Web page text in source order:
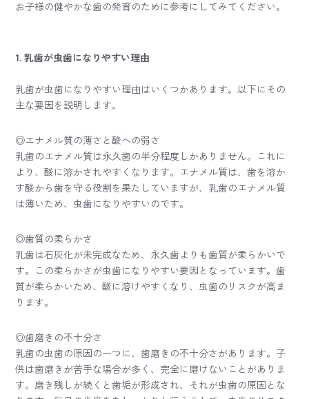
お子様の健やかな歯の発育のために参考にしてみてください。
1. 乳歯が虫歯になりやすい理由
乳歯が虫歯になりやすい理由はいくつかあります。以下にその
主な要因を説明します。
◎エナメル質の薄さと酸への弱さ
乳歯のエナメル質は永久歯の半分程度しかありません。これに
より、酸に溶かされやすくなります。エナメル質は、歯を溶か
す酸から歯を守る役割を果たしていますが、乳歯のエナメル質
は薄いため、虫歯になりやすいのです。
◎歯質の柔らかさ
乳歯は石灰化が未完成なため、永久歯よりも歯質が柔らかいで
す。この柔らかさが虫歯になりやすい要因となっています。歯
質が柔らかいため、酸に溶けやすくなり、虫歯のリスクが高ま
ります。
◎歯磨きの不十分さ
乳歯の虫歯の原因の一つに、歯磨きの不十分さがあります。子
供は歯磨きが苦手な場合が多く、完全に磨けないことがありま
す。磨き残しが続くと歯垢が形成され、それが虫歯の原因とな